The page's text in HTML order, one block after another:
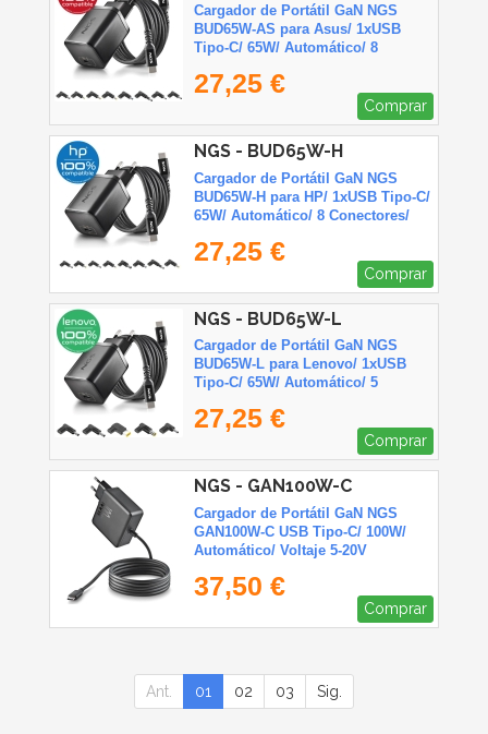
Cargador de Portátil GaN NGS
BUD65W-AS para Asus/ 1xUSB
Tipo-C/ 65W/ Automático/ 8
27,25 €
Comprar
NGS - BUD65W-H
Cargador de Portátil GaN NGS
BUD65W-H para HP/ 1xUSB Tipo-C/
65W/ Automático/ 8 Conectores/
27,25 €
Comprar
NGS - BUD65W-L
Cargador de Portátil GaN NGS
BUD65W-L para Lenovo/ 1xUSB
Tipo-C/ 65W/ Automático/ 5
27,25 €
Comprar
NGS - GAN100W-C
Cargador de Portátil GaN NGS
GAN100W-C USB Tipo-C/ 100W/
Automático/ Voltaje 5-20V
37,50 €
Comprar
Ant. 01 02 03 Sig.